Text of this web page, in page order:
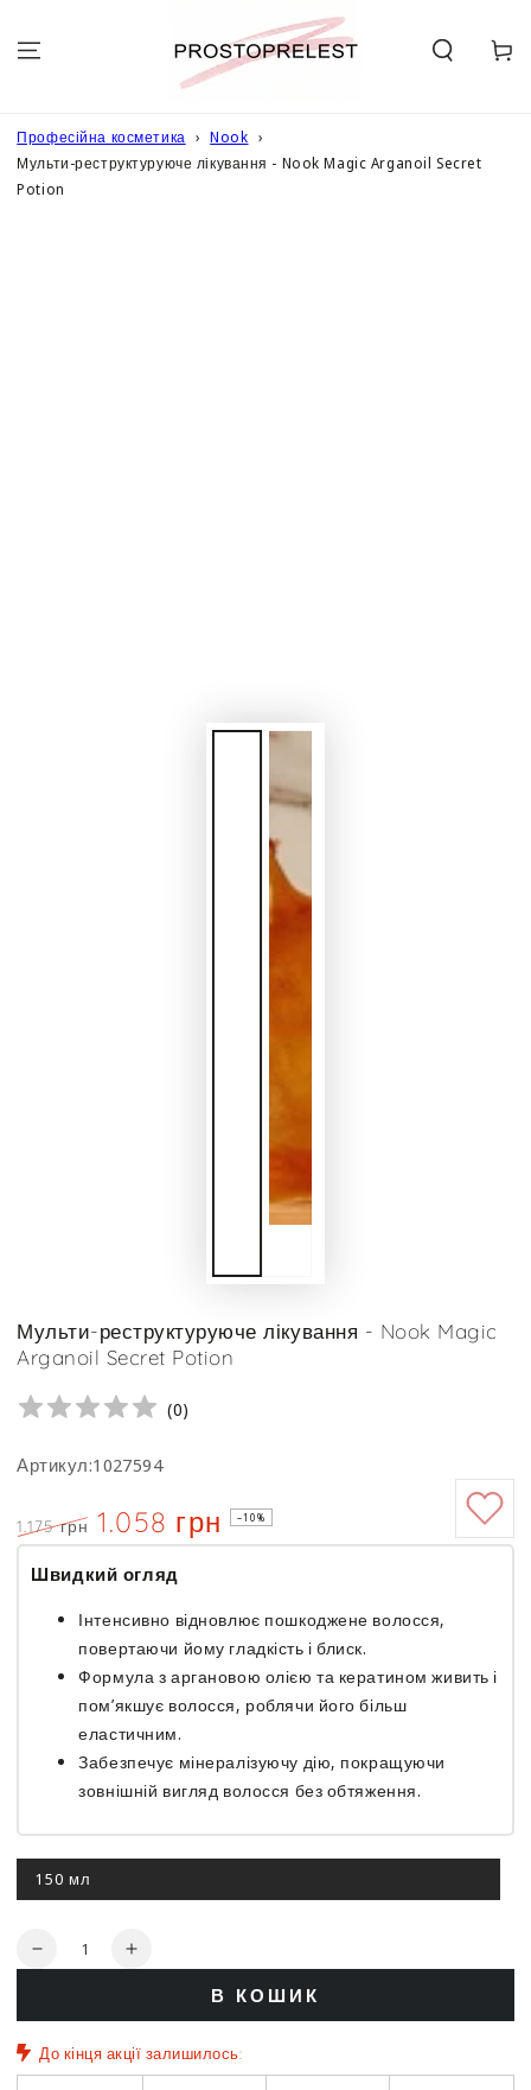
Кошик
Професійна косметика
Nook
Мульти-реструктуруюче лікування - Nook Magic Arganoil Secret
Potion
Мульти-реструктуруюче лікування - Nook Magic
Arganoil Secret Potion
(0)
Артикул:1027594
Ціна
1.175 грн
Знижка
1.058 грн –10%
Швидкий огляд
Інтенсивно відновлює пошкоджене волосся,
повертаючи йому гладкість і блиск.
Формула з аргановою олією та кератином живить і
пом’якшує волосся, роблячи його більш
еластичним.
Забезпечує мінералізуючу дію, покращуючи
зовнішній вигляд волосся без обтяження.
150 мл
Цей
варіант
Кількість
Зменшити
реструктуруюче
лікування
Збільшити
реструктуруюче
лікування
В КОШИК
До кінця акції залишилось: